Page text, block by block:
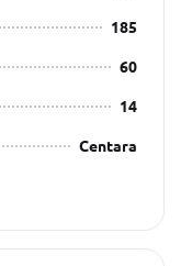
185
60
14
Centara